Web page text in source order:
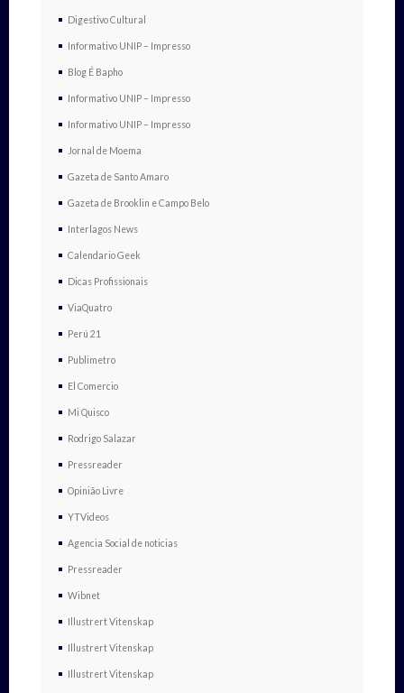
Digestivo Cultural
Informativo UNIP – Impresso
Blog É Bapho
Informativo UNIP – Impresso
Informativo UNIP – Impresso
Jornal de Moema
Gazeta de Santo Amaro
Gazeta de Brooklin e Campo Belo
Interlagos News
Calendario Geek
Dicas Profissionais
ViaQuatro
Perú 21
Publimetro
El Comercio
Mi Quisco
Rodrigo Salazar
Pressreader
Opinião Livre
YTVideos
Agencia Social de noticias
Pressreader
Wibnet
Illustrert Vitenskap
Illustrert Vitenskap
Illustrert Vitenskap